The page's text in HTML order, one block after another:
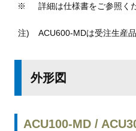
詳細は仕様書をご参照く
ACU600-MDは受注生産品
外形図
ACU100-MD /